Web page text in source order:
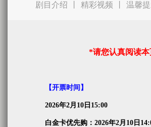
剧目介绍 精彩视频 温馨
*请您认真阅读
【开票时间】
2026年2月10日15:00
白金卡优先购：2026年2月10日